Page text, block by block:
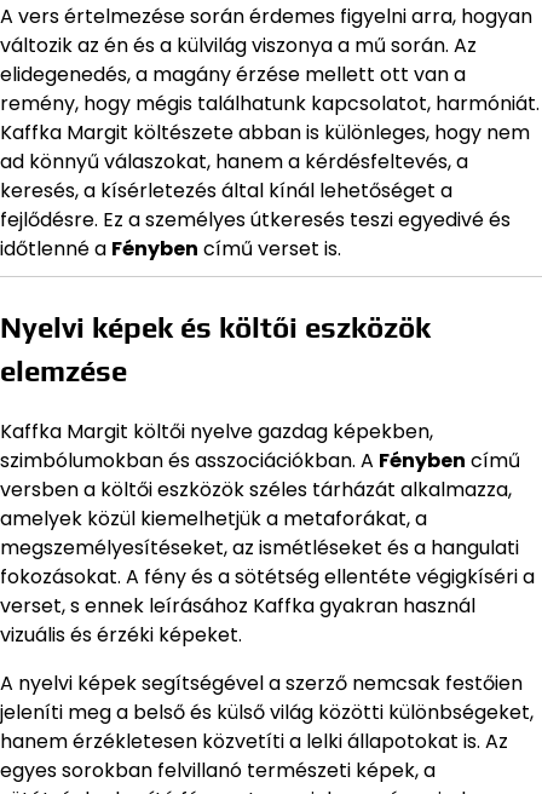
A vers értelmezése során érdemes figyelni arra, hogyan
változik az én és a külvilág viszonya a mű során. Az
elidegenedés, a magány érzése mellett ott van a
remény, hogy mégis találhatunk kapcsolatot, harmóniát.
Kaffka Margit költészete abban is különleges, hogy nem
ad könnyű válaszokat, hanem a kérdésfeltevés, a
keresés, a kísérletezés által kínál lehetőséget a
fejlődésre. Ez a személyes útkeresés teszi egyedivé és
időtlenné a Fényben című verset is.
Nyelvi képek és költői eszközök
elemzése
Kaffka Margit költői nyelve gazdag képekben,
szimbólumokban és asszociációkban. A Fényben című
versben a költői eszközök széles tárházát alkalmazza,
amelyek közül kiemelhetjük a metaforákat, a
megszemélyesítéseket, az ismétléseket és a hangulati
fokozásokat. A fény és a sötétség ellentéte végigkíséri a
verset, s ennek leírásához Kaffka gyakran használ
vizuális és érzéki képeket.
A nyelvi képek segítségével a szerző nemcsak festőien
jeleníti meg a belső és külső világ közötti különbségeket,
hanem érzékletesen közvetíti a lelki állapotokat is. Az
egyes sorokban felvillanó természeti képek, a